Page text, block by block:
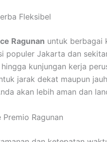
Fleksibel
Ragunan untuk berbagai
populer Jakarta dan
kunjungan kerja
jarak dekat maupun
akan lebih aman dan
Ragunan